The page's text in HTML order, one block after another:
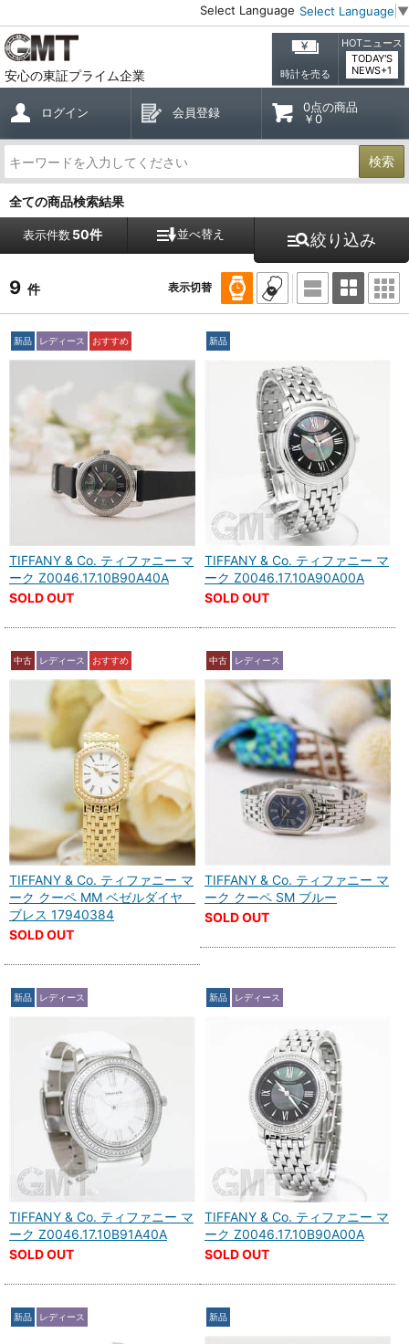
Select Language Select Language ▼
安心の東証プライム企業 時計を売る
HOTニュース
TODAY'S
NEWS+1
ログイン 会員登録
0点の商品
￥0
検索
全ての商品検索結果
表示件数50件 並べ替え 絞り込み
9 件 表示切替
新品 レディース おすすめ
TIFFANY & Co. ティファニー マ
ーク Z0046.17.10B90A40A
SOLD OUT
新品
TIFFANY & Co. ティファニー マ
ーク Z0046.17.10A90A00A
SOLD OUT
中古 レディース おすすめ
TIFFANY & Co. ティファニー マ
ーク クーペ MM ベゼルダイヤ
ブレス 17940384
SOLD OUT
中古 レディース
TIFFANY & Co. ティファニー マ
ーク クーペ SM ブルー
SOLD OUT
新品 レディース
TIFFANY & Co. ティファニー マ
ーク Z0046.17.10B91A40A
SOLD OUT
新品 レディース
TIFFANY & Co. ティファニー マ
ーク Z0046.17.10B90A00A
SOLD OUT
新品 レディース 新品